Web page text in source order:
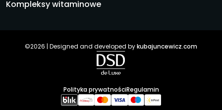
Kompleksy witaminowe
©2026 | Designed and developed bykubajuncewicz.com
Polityka prywatnościRegulamin